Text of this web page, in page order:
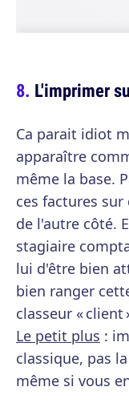
L'imprimer
Ca parait idiot
apparaître
même la base.
ces factures
de l'autre côté.
stagiaire
lui d'être bien
bien ranger
classeur « client
Le petit plus :
classique, pas
même si vous